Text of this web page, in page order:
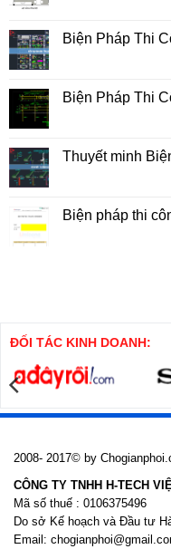
luận
ở
hai
tầng
Biện Pháp Thi
luận
ở
Công
Tổng
Tầng
Biện Pháp Thi
luận
ở
Công
Cọc
Thuyết minh
luận
ởBiện pháp thi
cửa
nhôm
ĐỐI TÁC KINH DOANH:
2008- 2017© by
CÔNG TY TNHH H-TECH
Mã số thuế : 0106375496
Do sở Kế hoạch và Đầu tư
Email: